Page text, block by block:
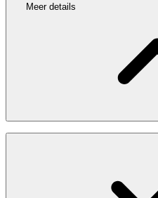
Meer details